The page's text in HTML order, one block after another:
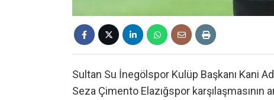
Sultan Su İnegölspor Kulüp Başkanı Kani
Seza Çimento Elazığspor karşılaşmasının